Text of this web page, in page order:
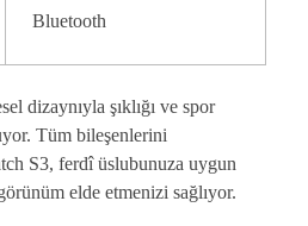
Bluetooth
dizaynıyla şıklığı ve spor
Tüm bileşenlerini
S3, ferdî üslubunuza uygun
elde etmenizi sağlıyor.